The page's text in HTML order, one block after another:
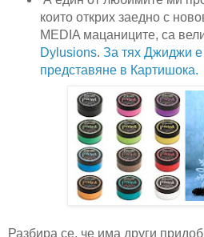
които открих заедно с
MEDIA мацаниците, са
Dylusions. За тях Джиджи е
представяне в Картишока.
Разбира се, че има други